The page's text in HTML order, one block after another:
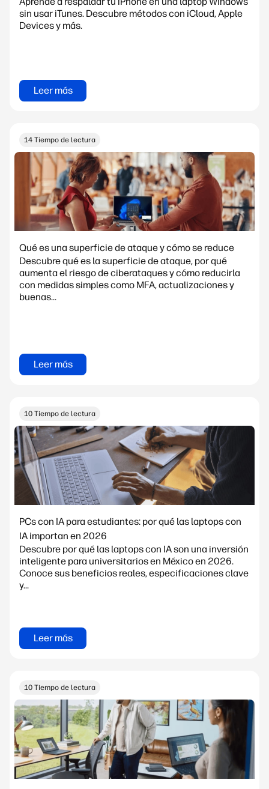
sin usar iTunes. Descubre métodos con iCloud, Apple
Devices y más.
Leer más
14 Tiempo de lectura
Qué es una superficie de ataque y cómo se reduce
Descubre qué es la superficie de ataque, por qué
aumenta el riesgo de ciberataques y cómo reducirla
con medidas simples como MFA, actualizaciones y
buenas...
Leer más
10 Tiempo de lectura
PCs con IA para estudiantes: por qué las laptops con
IA importan en 2026
Descubre por qué las laptops con IA son una inversión
inteligente para universitarios en México en 2026.
Conoce sus beneficios reales, especificaciones clave
y...
Leer más
10 Tiempo de lectura